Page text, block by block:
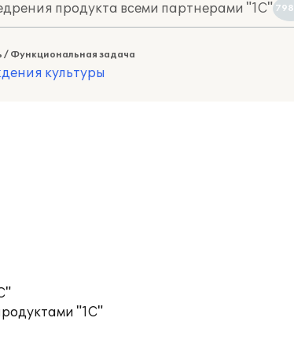
продукта всеми партнерами "1С"
/ Функциональная задача
культуры
"1С"